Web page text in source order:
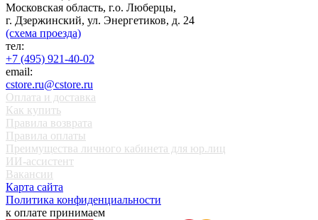
Московская область, г.о. Люберцы,
г. Дзержинский, ул. Энергетиков, д. 24
(схема проезда)
тел:
+7 (495) 921-40-02
email:
cstore.ru@cstore.ru
Оплата и доставка
Как купить
Правила возврата
Правила оплаты
Преимущества личного кабинета для юр.лиц
ИИ-ассистент
Вакансии
Карта сайта
Политика конфиденциальности
к оплате принимаем